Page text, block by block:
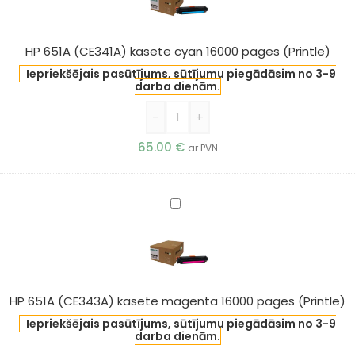
kasete
16000
pages
(Printle)
HP 651A (CE341A) kasete cyan 16000 pages (Printle)
Iepriekšējais pasūtījums, sūtījumu piegādāsim no 3-9
darba dienām.
-
+
65.00 € ar PVN
HP
(CE343A)
kasete
16000
pages
(Printle)
HP 651A (CE343A) kasete magenta 16000 pages (Printle)
Iepriekšējais pasūtījums, sūtījumu piegādāsim no 3-9
darba dienām.